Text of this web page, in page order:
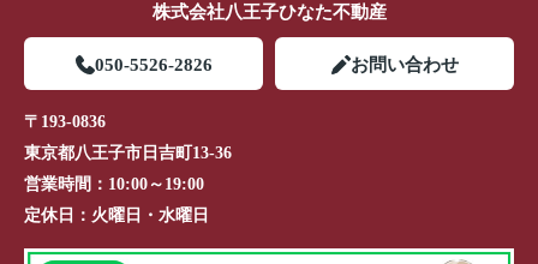
株式会社八王子ひなた不動産
050-5526-2826 お問い合わせ
〒193-0836
東京都八王子市日吉町13-36
営業時間： 10:00～19:00
定休日： 火曜日・水曜日